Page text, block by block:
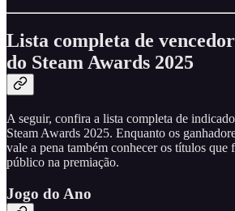
Lista completa de
do Steam Awards 2025
A seguir, confira a lista completa de
Steam Awards 2025. Enquanto os
vale a pena também conhecer os títulos que
público na premiação.
Jogo do Ano